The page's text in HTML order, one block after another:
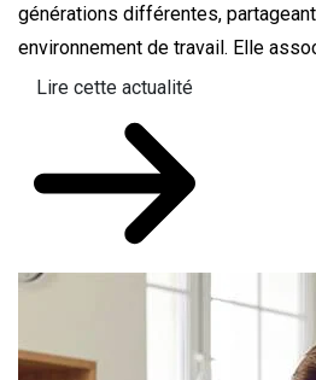
générations différentes,
environnement de travail. Elle
Lire cette actualité